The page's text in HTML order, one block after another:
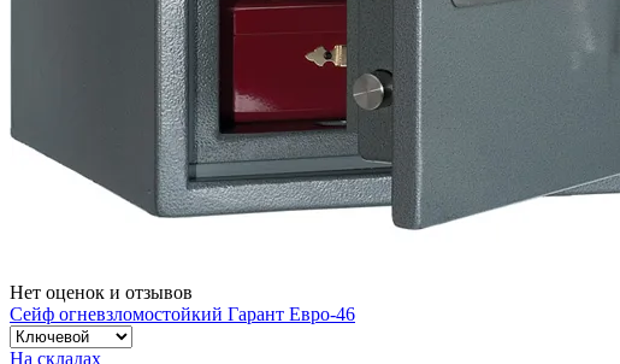
Нет оценок и отзывов
Сейф огневзломостойкий Гарант Евро-46
На складах